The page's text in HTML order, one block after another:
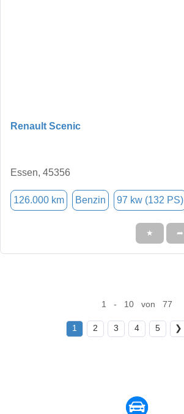
Renault Scenic
Essen, 45356
126.000 km Benzin 97 kw (132 PS)
★ ➦
1 - 10 von 77
1 2 3 4 5 ❯